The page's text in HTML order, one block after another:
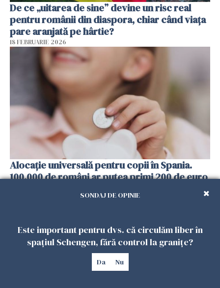
De ce „uitarea de sine” devine un risc real
pentru românii din diaspora, chiar când viața
pare aranjată pe hârtie?
18 FEBRUARIE 2026
Alocație universală pentru copii în Spania.
100.000 de români ar putea primi 200 de euro
SONDAJ DE OPINIE
Este important pentru dvs. că circulăm liber în
spațiul Schengen, fără control la granițe?
Da Nu